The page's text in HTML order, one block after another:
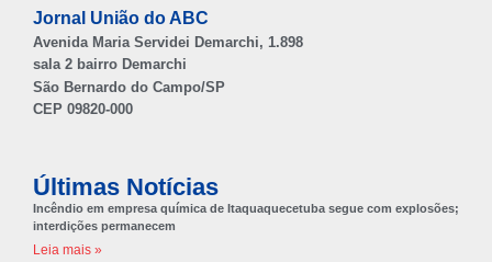
Jornal União do ABC
Avenida Maria Servidei Demarchi, 1.898
sala 2 bairro Demarchi
São Bernardo do Campo/SP
CEP 09820-000
Últimas Notícias
Incêndio em empresa química de Itaquaquecetuba segue com explosões;
interdições permanecem
Leia mais »